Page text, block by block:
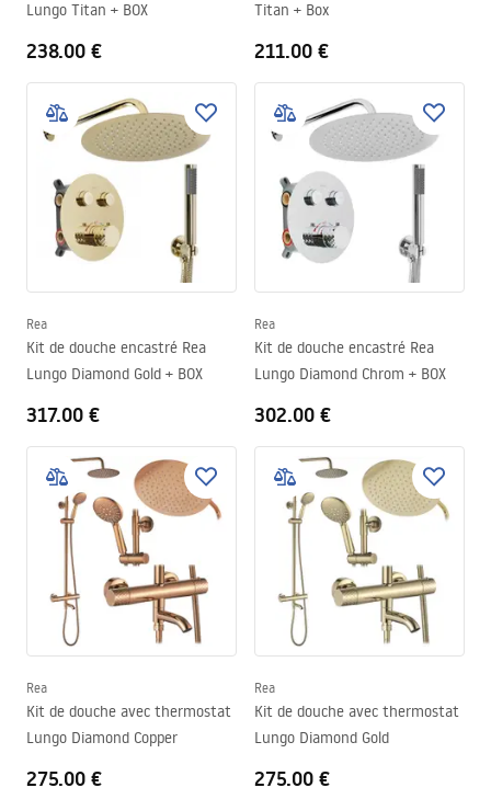
Lungo Titan + BOX
238.00 €
Titan + Box
211.00 €
Rea
Kit de douche encastré Rea
Lungo Diamond Gold + BOX
317.00 €
Rea
Kit de douche encastré Rea
Lungo Diamond Chrom + BOX
302.00 €
Rea
Kit de douche avec thermostat
Lungo Diamond Copper
275.00 €
Rea
Kit de douche avec thermostat
Lungo Diamond Gold
275.00 €